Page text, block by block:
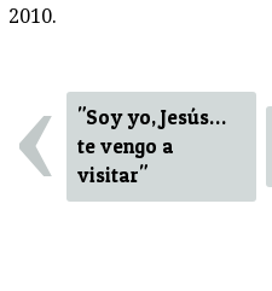
2010.
‹
"Soy yo, Jesús…
te vengo a
visitar"